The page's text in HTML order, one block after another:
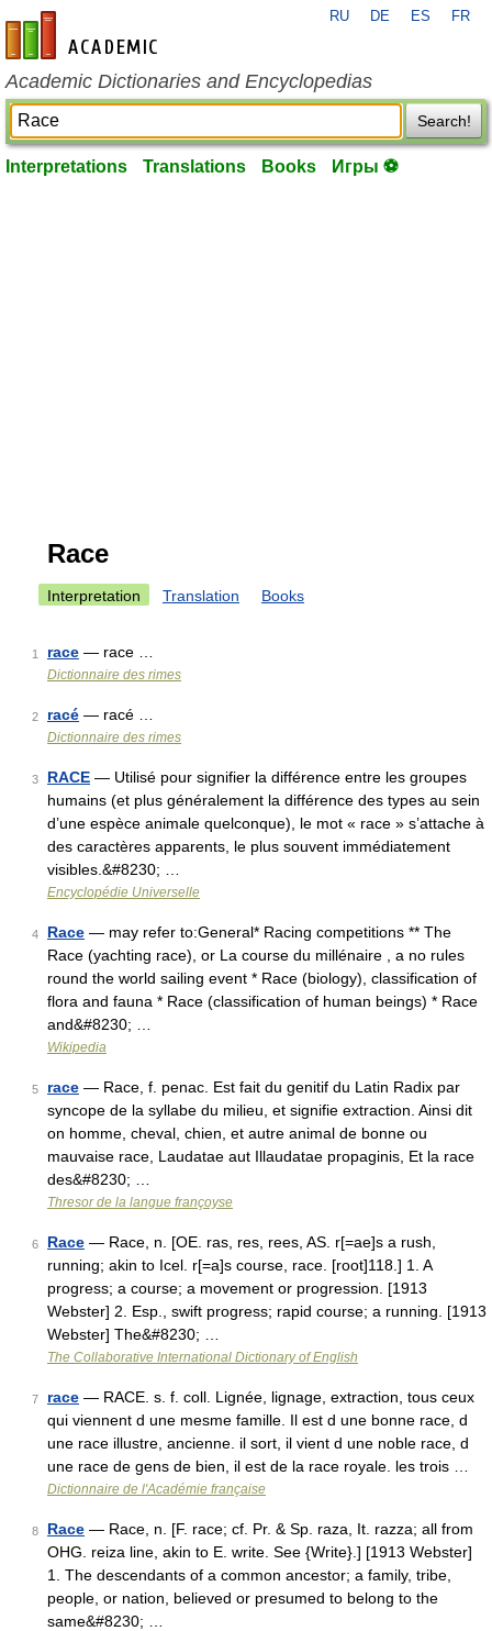
en-academic.com
RU DE ES FR
Academic Dictionaries and Encyclopedias
Search!
Interpretations Translations Books Игры ⚽
Race
Interpretation Translation Books
1 race — race …
Dictionnaire des rimes
2 racé — racé …
Dictionnaire des rimes
3 RACE — Utilisé pour signifier la différence entre les groupes
humains (et plus généralement la différence des types au sein
d’une espèce animale quelconque), le mot « race » s’attache à
des caractères apparents, le plus souvent immédiatement
visibles.&#8230; …
Encyclopédie Universelle
4 Race — may refer to:General* Racing competitions ** The
Race (yachting race), or La course du millénaire , a no rules
round the world sailing event * Race (biology), classification of
flora and fauna * Race (classification of human beings) * Race
and&#8230; …
Wikipedia
5 race — Race, f. penac. Est fait du genitif du Latin Radix par
syncope de la syllabe du milieu, et signifie extraction. Ainsi dit
on homme, cheval, chien, et autre animal de bonne ou
mauvaise race, Laudatae aut Illaudatae propaginis, Et la race
des&#8230; …
Thresor de la langue françoyse
6 Race — Race, n. [OE. ras, res, rees, AS. r[=ae]s a rush,
running; akin to Icel. r[=a]s course, race. [root]118.] 1. A
progress; a course; a movement or progression. [1913
Webster] 2. Esp., swift progress; rapid course; a running. [1913
Webster] The&#8230; …
The Collaborative International Dictionary of English
7 race — RACE. s. f. coll. Lignée, lignage, extraction, tous ceux
qui viennent d une mesme famille. Il est d une bonne race, d
une race illustre, ancienne. il sort, il vient d une noble race, d
une race de gens de bien, il est de la race royale. les trois …
Dictionnaire de l'Académie française
8 Race — Race, n. [F. race; cf. Pr. & Sp. raza, It. razza; all from
OHG. reiza line, akin to E. write. See {Write}.] [1913 Webster]
1. The descendants of a common ancestor; a family, tribe,
people, or nation, believed or presumed to belong to the
same&#8230; …